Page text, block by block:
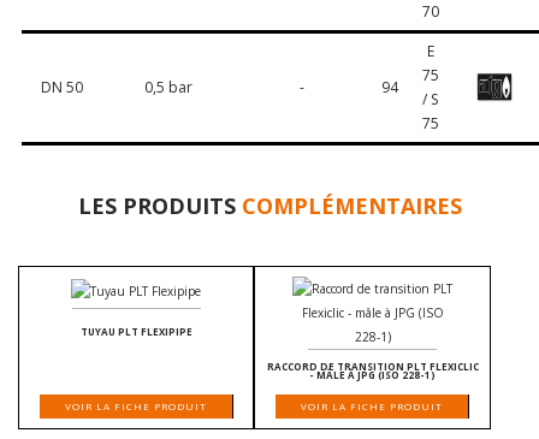
70
DN 50 0,5 bar - 94
E
75
/ S
75
LES PRODUITS COMPLÉMENTAIRES
TUYAU PLT FLEXIPIPE
VOIR LA FICHE PRODUIT
RACCORD DE TRANSITION PLT FLEXICLIC
- MÂLE À JPG (ISO 228-1)
VOIR LA FICHE PRODUIT